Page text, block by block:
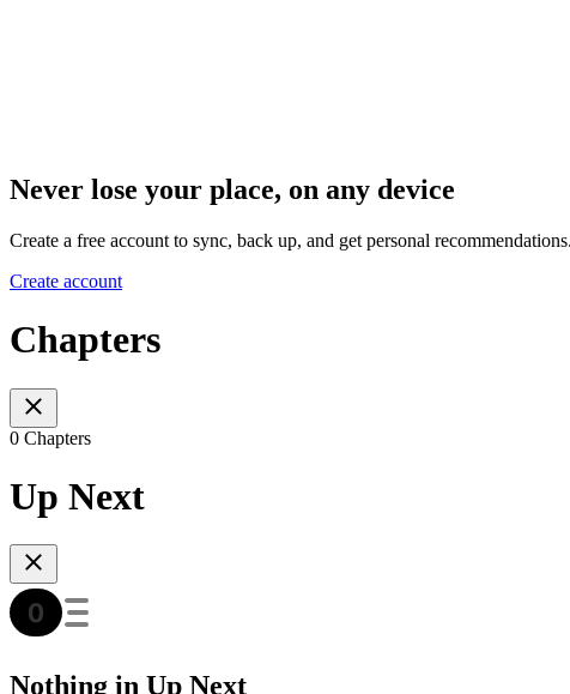
Never lose your place, on any device
Create a free account to sync, back up, and get personal recommendations.
Create account
Chapters
0 Chapters
Up Next
Nothing in Up Next